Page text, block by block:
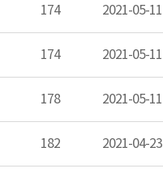
174 2021-05-11
174 2021-05-11
178 2021-05-11
182 2021-04-23